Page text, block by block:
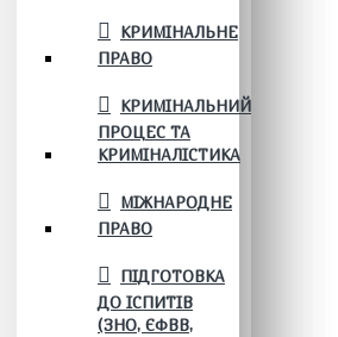
КРИМІНАЛЬНЕ
ПРАВО
КРИМІНАЛЬНИЙ
ПРОЦЕС ТА
КРИМІНАЛІСТИКА
МІЖНАРОДНЕ
ПРАВО
ПІДГОТОВКА
ДО ІСПИТІВ
(ЗНО, ЄФВВ,